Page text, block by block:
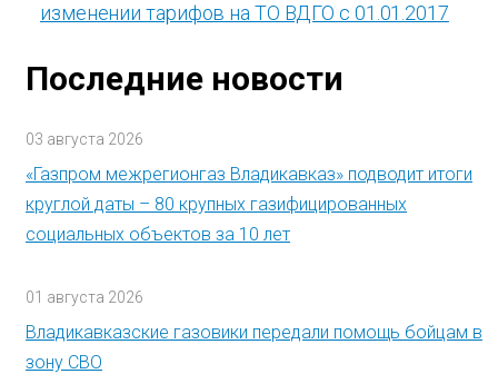
изменении тарифов на ТО ВДГО с 01.01.2017
Последние новости
03 августа 2026
«Газпром межрегионгаз Владикавказ» подводит итоги
круглой даты – 80 крупных газифицированных
социальных объектов за 10 лет
01 августа 2026
Владикавказские газовики передали помощь бойцам в
зону СВО